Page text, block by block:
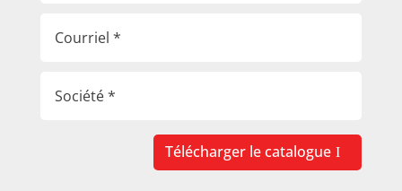
Télécharger le catalogue